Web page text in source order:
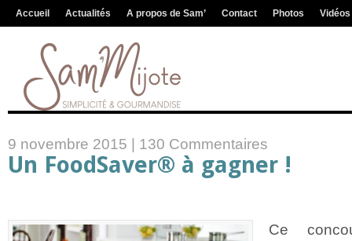
Accueil Actualités A propos de Sam’ Contact Photos Vidéos
9 novembre 2015 | 130 Commentaires
Un FoodSaver® à gagner !
Ce